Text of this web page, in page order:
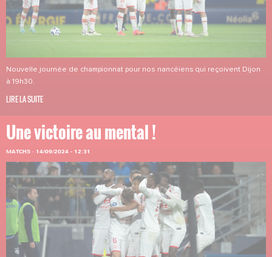
Nouvelle journée de championnat pour nos nancéiens qui reçoivent Dijon
à 19h30.
LIRE LA SUITE
Une victoire au mental !
MATCHS · 14/09/2024 - 12:31